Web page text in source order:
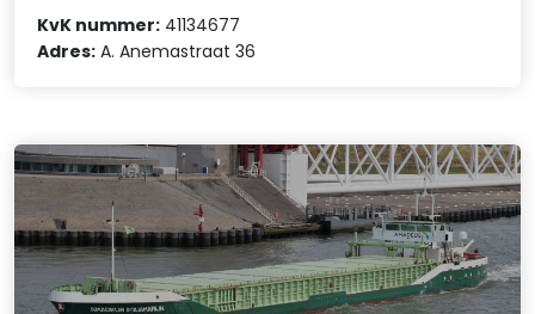
KvK nummer: 41134677
Adres: A. Anemastraat 36